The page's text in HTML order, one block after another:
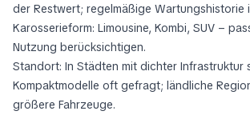
der Restwert; regelmäßige Wartungshistorie
Karosserieform: Limousine, Kombi, SUV –
Nutzung berücksichtigen.
Standort: In Städten mit dichter Infrastruktur
Kompaktmodelle oft gefragt; ländliche
größere Fahrzeuge.